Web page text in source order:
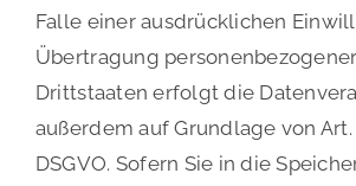
Falle einer ausdrücklichen
Übertragung
Drittstaaten erfolgt die
außerdem auf Grundlage von Art.
DSGVO. Sofern Sie in die